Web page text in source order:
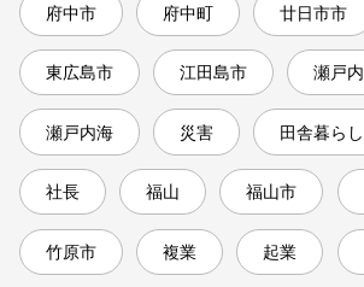
府中市 府中町 廿日市市
東広島市 江田島市 瀬戸内
瀬戸内海 災害 田舎暮らし
社長 福山 福山市
竹原市 複業 起業